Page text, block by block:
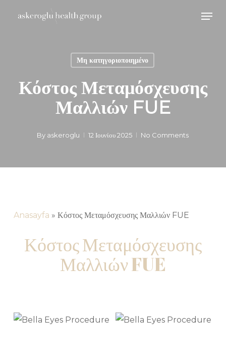
Μη κατηγοριοποιημένο
Κόστος Μεταμόσχευσης
Μαλλιών FUE
By askeroglu 12 Ιουνίου 2025 No Comments
Anasayfa » Κόστος Μεταμόσχευσης Μαλλιών FUE
Κόστος Μεταμόσχευσης
Μαλλιών FUE